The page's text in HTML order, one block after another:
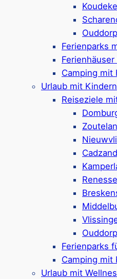
Ferienparks
Camping mit
Urlaub mit Kindern
Reiseziele
Ferienparks
Camping mit
Urlaub mit
Die
Landal-
Die Landal-Parks
verschiedene
Ferienbungalows,
. Je nach
2 bis zu 10 Personen
Sie sowohl als Paar,
Gruppe eine geeignete
Unterkünfte sind
2 Hunde pro Ferienhaus
z. B. im Harbour
gestaltet sind.
Strandhäuser oder
so kann man den
besonders intensiv
in Middelburgvon
eine